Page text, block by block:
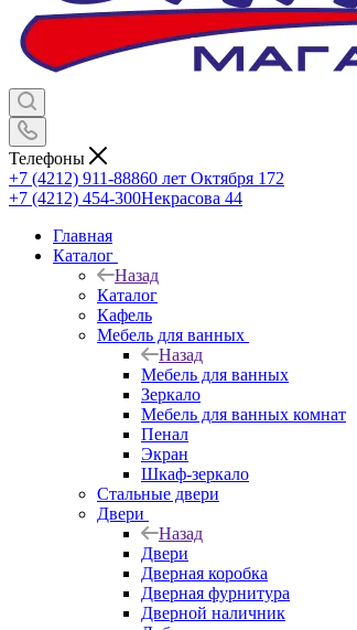
Телефоны
+7 (4212) 911-88860 лет Октября 172
+7 (4212) 454-300Некрасова 44
Главная
Каталог
Назад
Каталог
Кафель
Мебель для ванных
Назад
Мебель для ванных
Зеркало
Мебель для ванных комнат
Пенал
Экран
Шкаф-зеркало
Стальные двери
Двери
Назад
Двери
Дверная коробка
Дверная фурнитура
Дверной наличник